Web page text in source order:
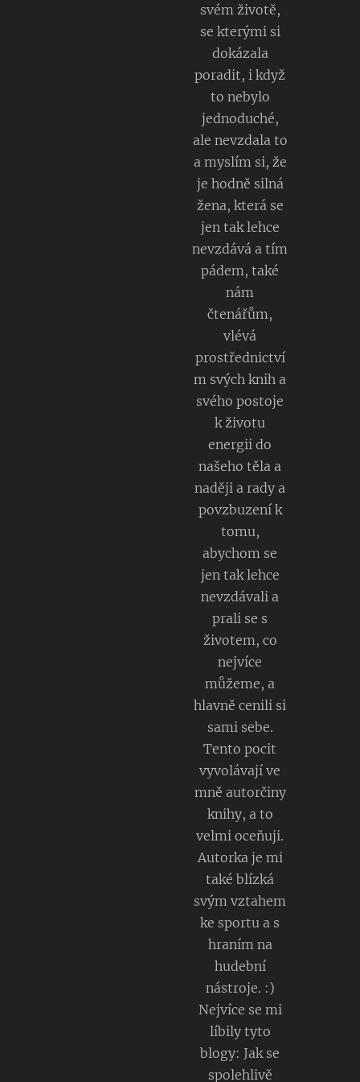
svém životě,
se kterými si
dokázala
poradit, i když
to nebylo
jednoduché,
ale nevzdala to
a myslím si, že
je hodně silná
žena, která se
jen tak lehce
nevzdává a tím
pádem, také
nám
čtenářům,
vlévá
prostřednictví
m svých knih a
svého postoje
k životu
energii do
našeho těla a
naději a rady a
povzbuzení k
tomu,
abychom se
jen tak lehce
nevzdávali a
prali se s
životem, co
nejvíce
můžeme, a
hlavně cenili si
sami sebe.
Tento pocit
vyvolávají ve
mně autorčiny
knihy, a to
velmi oceňuji.
Autorka je mi
také blízká
svým vztahem
ke sportu a s
hraním na
hudební
nástroje. :)
Nejvíce se mi
líbily tyto
blogy: Jak se
spolehlivě